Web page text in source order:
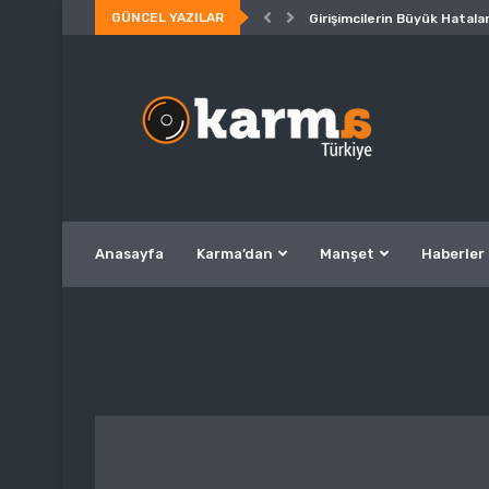
GÜNCEL YAZILAR Girişimcilerin Büyük
Anasayfa Karma’dan Manşet Haberler